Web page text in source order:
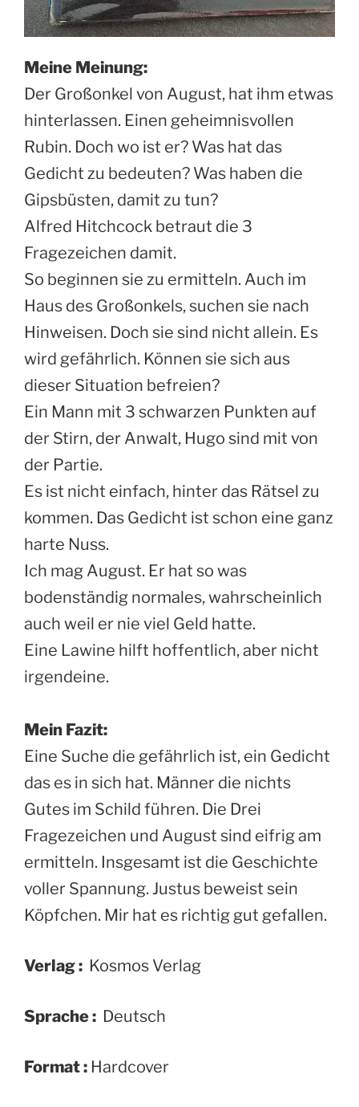
Meine Meinung:
Der Großonkel von August, hat ihm etwas
hinterlassen. Einen geheimnisvollen
Rubin. Doch wo ist er? Was hat das
Gedicht zu bedeuten? Was haben die
Gipsbüsten, damit zu tun?
Alfred Hitchcock betraut die 3
Fragezeichen damit.
So beginnen sie zu ermitteln. Auch im
Haus des Großonkels, suchen sie nach
Hinweisen. Doch sie sind nicht allein. Es
wird gefährlich. Können sie sich aus
dieser Situation befreien?
Ein Mann mit 3 schwarzen Punkten auf
der Stirn, der Anwalt, Hugo sind mit von
der Partie.
Es ist nicht einfach, hinter das Rätsel zu
kommen. Das Gedicht ist schon eine ganz
harte Nuss.
Ich mag August. Er hat so was
bodenständig normales, wahrscheinlich
auch weil er nie viel Geld hatte.
Eine Lawine hilft hoffentlich, aber nicht
irgendeine.
Mein Fazit:
Eine Suche die gefährlich ist, ein Gedicht
das es in sich hat. Männer die nichts
Gutes im Schild führen. Die Drei
Fragezeichen und August sind eifrig am
ermitteln. Insgesamt ist die Geschichte
voller Spannung. Justus beweist sein
Köpfchen. Mir hat es richtig gut gefallen.
Verlag : ‎ Kosmos Verlag
Sprache : ‎ Deutsch
Format : ‎Hardcover